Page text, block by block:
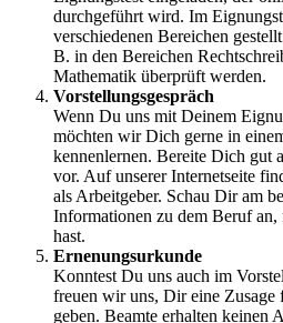
durchgeführt wird. Im
verschiedenen Bereichen
B. in den Bereichen
Mathematik überprüft werden.
Vorstellungsgespräch
Wenn Du uns mit Deinem
möchten wir Dich gerne in
kennenlernen. Bereite Dich gut
vor. Auf unserer Internetseite
als Arbeitgeber. Schau Dir am
Informationen zu dem Beruf
hast.
Ernenungsurkunde
Konntest Du uns auch im
freuen wir uns, Dir eine Zusage
geben. Beamte erhalten keinen